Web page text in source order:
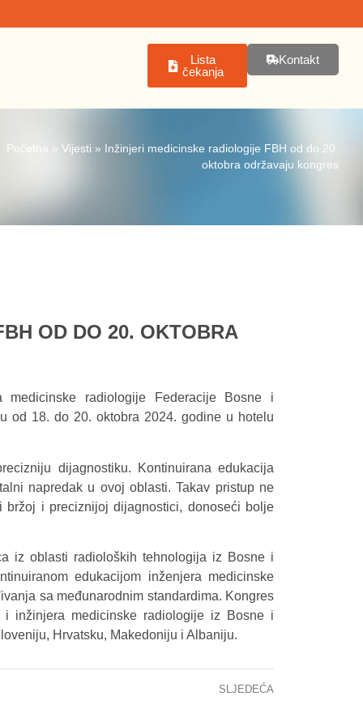
Lista
čekanja
Kontakt
Početna » Vijesti »
Inžinjeri medicinske radiologije FBH od do 20.
oktobra održavaju kongres
OD DO 20. OKTOBRA
radiologije Federacije Bosne i
od 18. do 20. oktobra 2024. godine u hotelu
dijagnostiku. Kontinuirana edukacija
napredak u ovoj oblasti. Takav pristup ne
bržoj i preciznijoj dijagnostici, donoseći bolje
iz oblasti radioloških tehnologija iz Bosne i
edukacijom inženjera medicinske
sa međunarodnim standardima. Kongres
i inžinjera medicinske radiologije iz Bosne i
Hrvatsku, Makedoniju i Albaniju.
SLJEDEĆA